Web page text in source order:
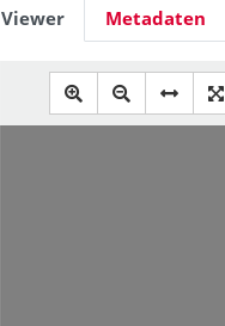
Viewer Metadaten